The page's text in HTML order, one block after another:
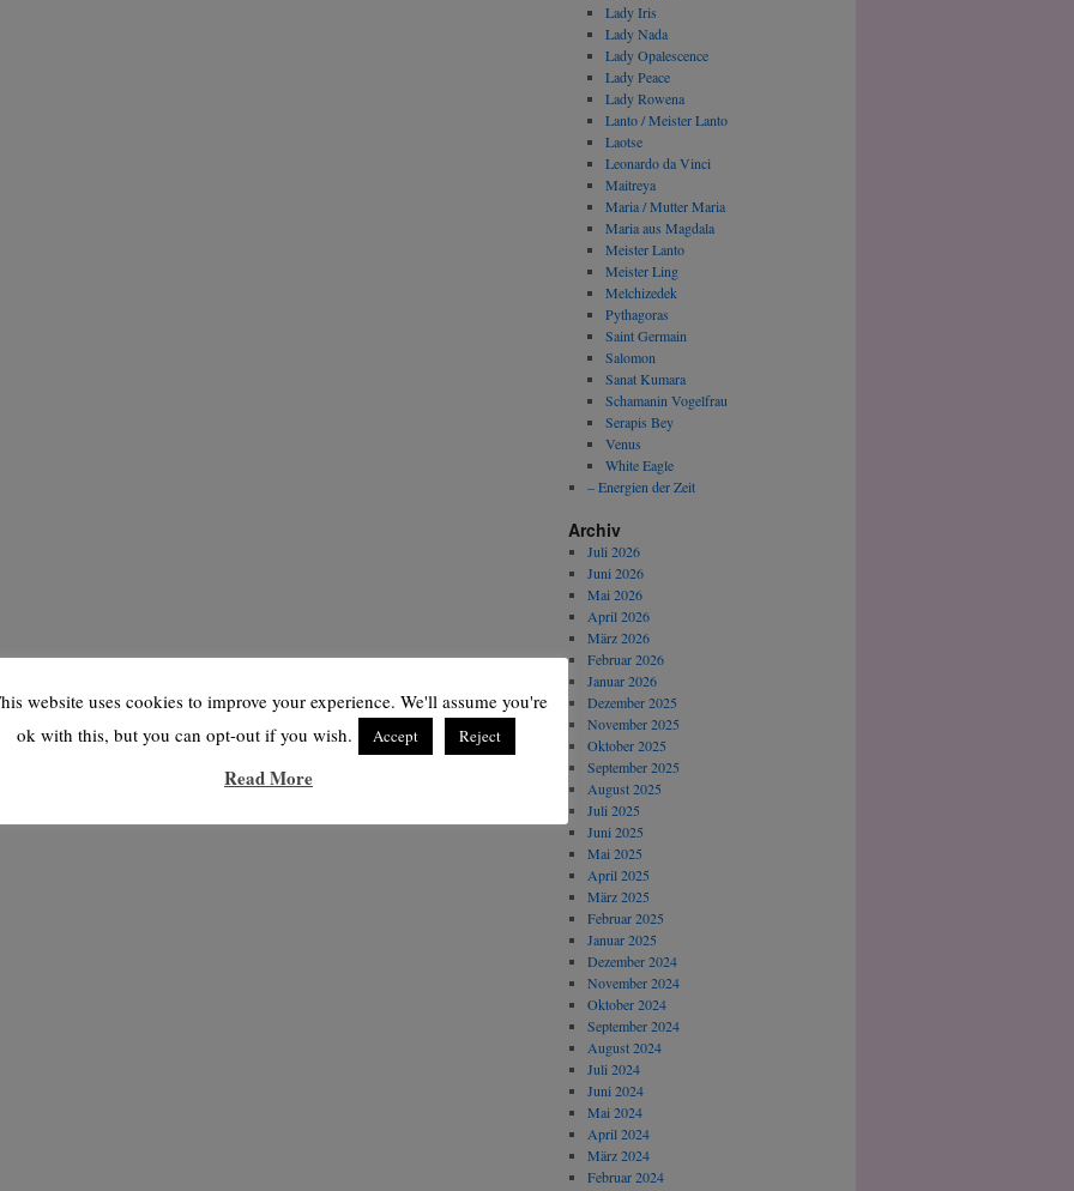
Lady Iris
Lady Nada
Lady Opalescence
Lady Peace
Lady Rowena
Lanto / Meister Lanto
Laotse
Leonardo da Vinci
Maitreya
Maria / Mutter Maria
Maria aus Magdala
Meister Lanto
Meister Ling
Melchizedek
Pythagoras
Saint Germain
Salomon
Sanat Kumara
Schamanin Vogelfrau
Serapis Bey
Venus
White Eagle
– Energien der Zeit
Archiv
Juli 2026
Juni 2026
Mai 2026
April 2026
März 2026
Februar 2026
Januar 2026
Dezember 2025
November 2025
Oktober 2025
September 2025
August 2025
Juli 2025
Juni 2025
Mai 2025
April 2025
März 2025
Februar 2025
Januar 2025
Dezember 2024
November 2024
Oktober 2024
September 2024
August 2024
Juli 2024
Juni 2024
Mai 2024
April 2024
März 2024
Februar 2024
website uses cookies to improve your experience. We'll assume you're
ok with this, but you can opt-out if you wish.
Accept Reject
Read More